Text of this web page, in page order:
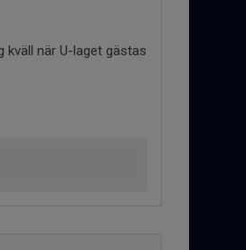
kväll när U-laget gästas